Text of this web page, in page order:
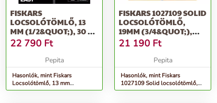
FISKARS
LOCSOLÓTÖMLŐ, 13
MM (1/2&QUOT;), 30 M
Q4
22 790 Ft
Pepita
Hasonlók, mint Fiskars
Locsolótömlő, 13 mm
(1/2&quot;), 30 m Q4
FISKARS 1027109 SOLID
LOCSOLÓTÖMLŐ,
19MM (3/4&QUOT;),
20M
21 190 Ft
Pepita
Hasonlók, mint Fiskars
1027109 Solid locsolótömlő,
19mm (3/4&quot;), 20m